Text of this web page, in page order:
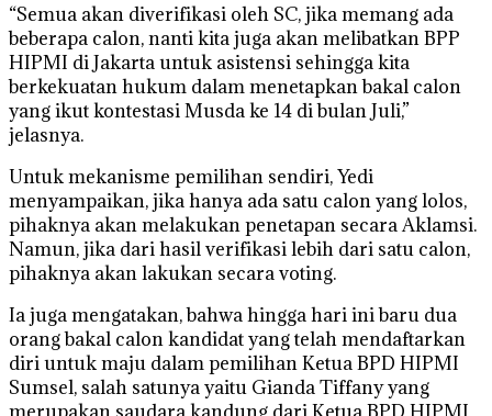
“Semua akan diverifikasi oleh SC, jika memang ada
beberapa calon, nanti kita juga akan melibatkan BPP
HIPMI di Jakarta untuk asistensi sehingga kita
berkekuatan hukum dalam menetapkan bakal calon
yang ikut kontestasi Musda ke 14 di bulan Juli,”
jelasnya.
Untuk mekanisme pemilihan sendiri, Yedi
menyampaikan, jika hanya ada satu calon yang lolos,
pihaknya akan melakukan penetapan secara Aklamsi.
Namun, jika dari hasil verifikasi lebih dari satu calon,
pihaknya akan lakukan secara voting.
Ia juga mengatakan, bahwa hingga hari ini baru dua
orang bakal calon kandidat yang telah mendaftarkan
diri untuk maju dalam pemilihan Ketua BPD HIPMI
Sumsel, salah satunya yaitu Gianda Tiffany yang